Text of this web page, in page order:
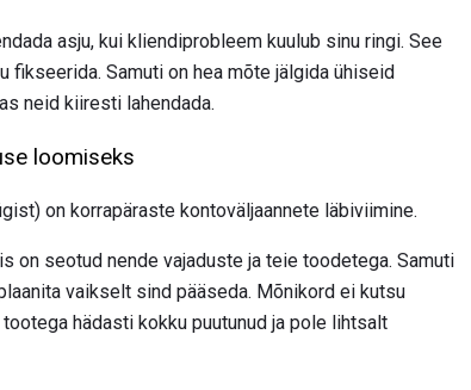
asju, kui kliendiprobleem kuulub sinu ringi. See
fikseerida. Samuti on hea mõte jälgida ühiseid
neid kiiresti lahendada.
loomiseks
on korrapäraste kontoväljaannete läbiviimine.
on seotud nende vajaduste ja teie toodetega. Samuti
vaikselt sind pääseda. Mõnikord ei kutsu
hädasti kokku puutunud ja pole lihtsalt